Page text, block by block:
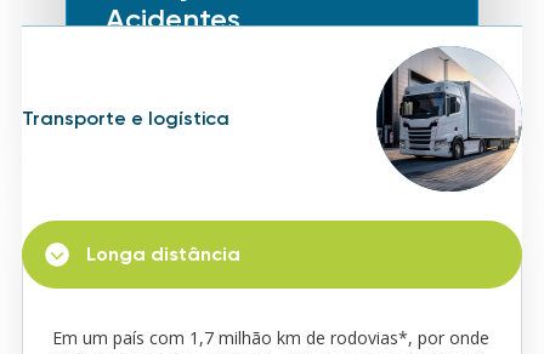
Acidentes
minimizar os perigos
das estradas.
Transporte e logística
Longa distância
Em um país com 1,7 milhão km de rodovias*, por onde